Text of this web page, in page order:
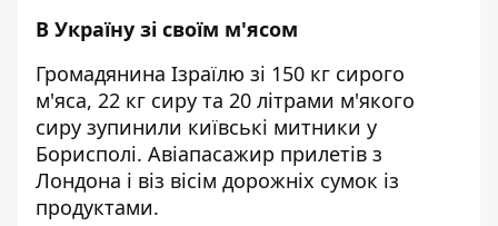
В Україну зі своїм м'ясом
Громадянина Ізраїлю зі 150 кг сирого
м'яса, 22 кг сиру та 20 літрами м'якого
сиру зупинили київські митники у
Борисполі. Авіапасажир прилетів з
Лондона і віз вісім дорожніх сумок із
продуктами.